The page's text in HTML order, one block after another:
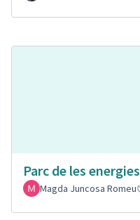
Parc de les energies
Magda Juncosa Romeu